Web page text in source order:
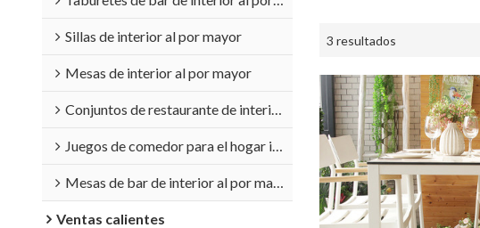
Sillas de interior al por mayor
Mesas de interior al por mayor
Conjuntos de restaurante de interior al por mayor
Juegos de comedor para el hogar interior al por mayor
Mesas de bar de interior al por mayor
Ventas calientes
3 resultados